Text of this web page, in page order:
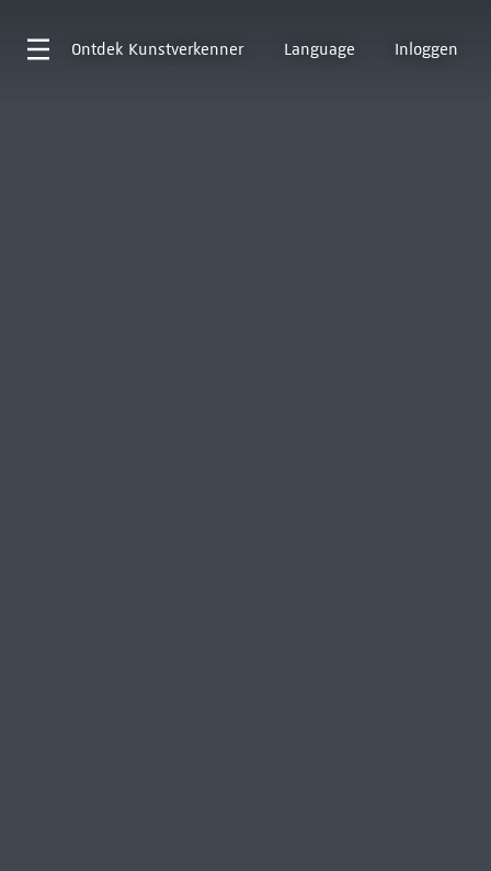
Ontdek Kunstverkenner Language Inloggen